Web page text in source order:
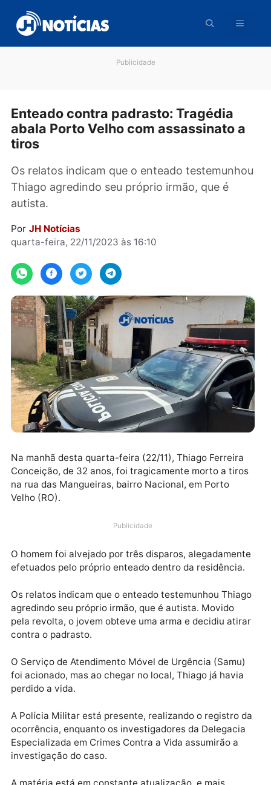
para
conteúdo
Enteado contra padrasto: Tragédia
abala Porto Velho com assassinato
Os relatos indicam que o enteado
Thiago agredindo seu próprio irmão, que é
autista.
quarta-feira, 22/11/2023 às 16:10
Conceição, de 32 anos, foi tragicamente morto a
Velho (RO).
O homem foi alvejado por três disparos,
efetuados pelo próprio enteado dentro da
Os relatos indicam que o enteado testemunhou
agredindo seu próprio irmão, que é autista. Movido
pela revolta, o jovem obteve uma arma e decidiu
O Serviço de Atendimento Móvel de Urgência
foi acionado, mas ao chegar no local, Thiago já havia
perdido a vida.